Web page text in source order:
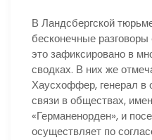
В Ландсбергской
бесконечные
это зафиксировано в
сводках. В них же
Хаусхоффер, генерал в
связи в обществах,
«Германенорден», и
осуществляет по